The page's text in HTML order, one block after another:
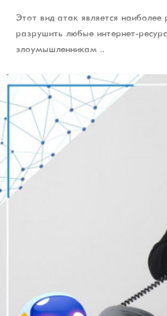
Этот вид атак является
разрушить любые интернет-
злоумышленникам ..